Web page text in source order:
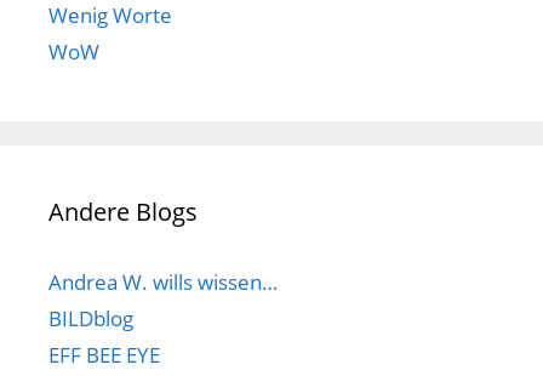
Wenig Worte
WoW
Andere Blogs
Andrea W. wills wissen…
BILDblog
EFF BEE EYE